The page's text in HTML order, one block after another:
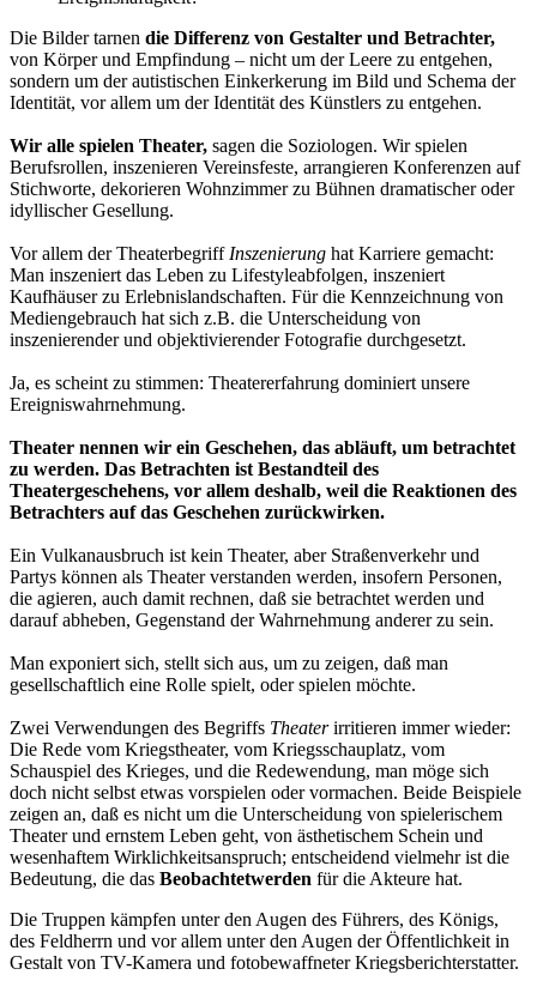
Die Bilder tarnen die Differenz von Gestalter und Betrachter,
von Körper und Empfindung – nicht um der Leere zu entgehen,
sondern um der autistischen Einkerkerung im Bild und Schema der
Identität, vor allem um der Identität des Künstlers zu entgehen.
Wir alle spielen Theater, sagen die Soziologen. Wir spielen
Berufsrollen, inszenieren Vereinsfeste, arrangieren Konferenzen auf
Stichworte, dekorieren Wohnzimmer zu Bühnen dramatischer oder
idyllischer Gesellung.
Vor allem der Theaterbegriff Inszenierung hat Karriere gemacht:
Man inszeniert das Leben zu Lifestyleabfolgen, inszeniert
Kaufhäuser zu Erlebnislandschaften. Für die Kennzeichnung von
Mediengebrauch hat sich z.B. die Unterscheidung von
inszenierender und objektivierender Fotografie durchgesetzt.
Ja, es scheint zu stimmen: Theatererfahrung dominiert unsere
Ereigniswahrnehmung.
Theater nennen wir ein Geschehen, das abläuft, um betrachtet
zu werden. Das Betrachten ist Bestandteil des
Theatergeschehens, vor allem deshalb, weil die Reaktionen des
Betrachters auf das Geschehen zurückwirken.
Ein Vulkanausbruch ist kein Theater, aber Straßenverkehr und
Partys können als Theater verstanden werden, insofern Personen,
die agieren, auch damit rechnen, daß sie betrachtet werden und
darauf abheben, Gegenstand der Wahrnehmung anderer zu sein.
Man exponiert sich, stellt sich aus, um zu zeigen, daß man
gesellschaftlich eine Rolle spielt, oder spielen möchte.
Zwei Verwendungen des Begriffs Theaterirritieren immer wieder:
Die Rede vom Kriegstheater, vom Kriegsschauplatz, vom
Schauspiel des Krieges, und die Redewendung, man möge sich
doch nicht selbst etwas vorspielen oder vormachen. Beide Beispiele
zeigen an, daß es nicht um die Unterscheidung von spielerischem
Theater und ernstem Leben geht, von ästhetischem Schein und
wesenhaftem Wirklichkeitsanspruch; entscheidend vielmehr ist die
Bedeutung, die das Beobachtetwerden für die Akteure hat.
Die Truppen kämpfen unter den Augen des Führers, des Königs,
des Feldherrn und vor allem unter den Augen der Öffentlichkeit in
Gestalt von TV-Kamera und fotobewaffneter Kriegsberichterstatter.